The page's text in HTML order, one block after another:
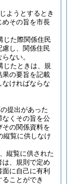
ようとするとき
めその旨を市長
じた際関係住民
し、関係住民
ない。
じたときは、規
果の要旨を記載
なければならな
提出があった
なくその旨を公
の関係資料を
縦覧に供しなけ
縦覧に供された
、規則で定め
に自己に有利
ことができ